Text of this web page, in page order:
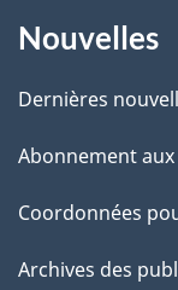
i
l
s
d
e
propos
de
ce
site
Nouvelles
Dernières
Abonnement
Coordonnées
Archives des